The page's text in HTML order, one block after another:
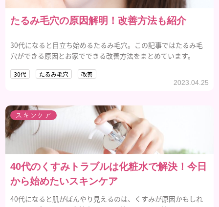
たるみ毛穴の原因解明！改善方法も紹介
30代になると目立ち始めるたるみ毛穴。この記事ではたるみ毛
穴ができる原因とお家でできる改善方法をまとめています。
30代 たるみ毛穴 改善
2023.04.25
スキンケア
40代のくすみトラブルは化粧水で解決！今日
から始めたいスキンケア
40代になると肌がぼんやり見えるのは、くすみが原因かもしれ